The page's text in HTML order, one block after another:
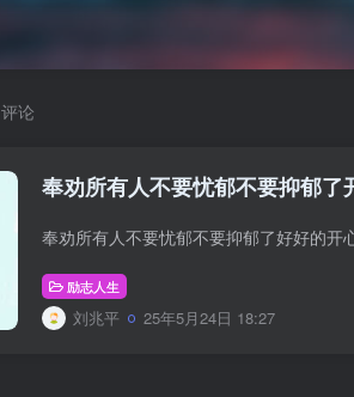
评论
奉劝所有人不要忧郁不要抑郁了
励志人生
刘兆平 25年5月24日 18:27